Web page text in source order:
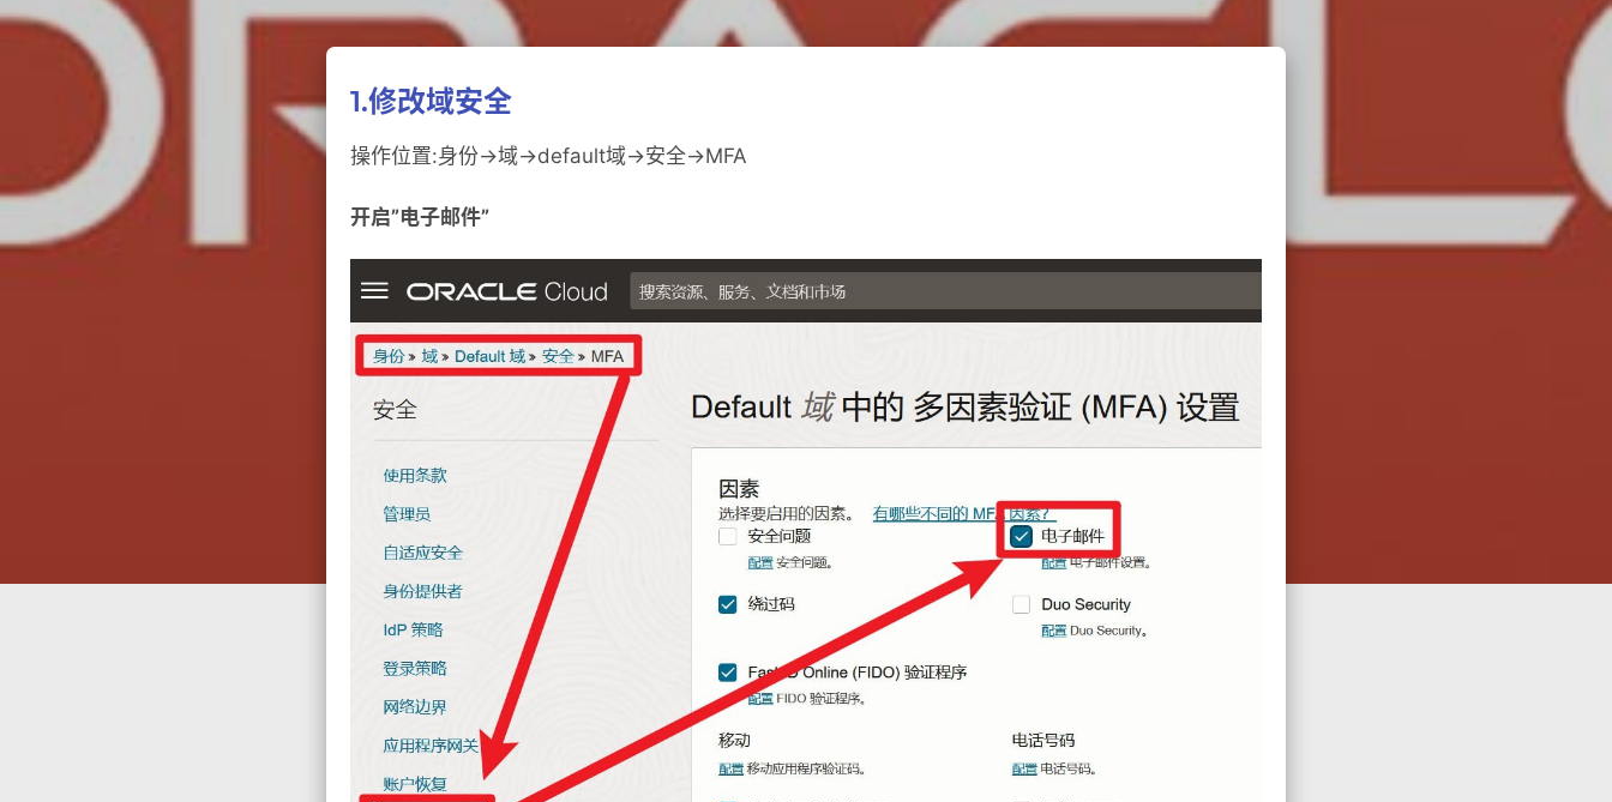
1.修改域安全
操作位置:身份->域->default域->安全->MFA
开启”电子邮件”